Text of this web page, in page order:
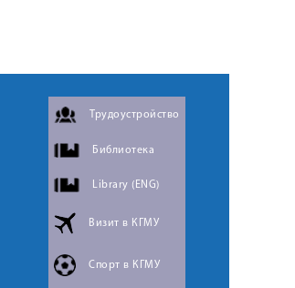
Трудоустройство
Библиотека
Library (ENG)
Визит в КГМУ
Спорт в КГМУ